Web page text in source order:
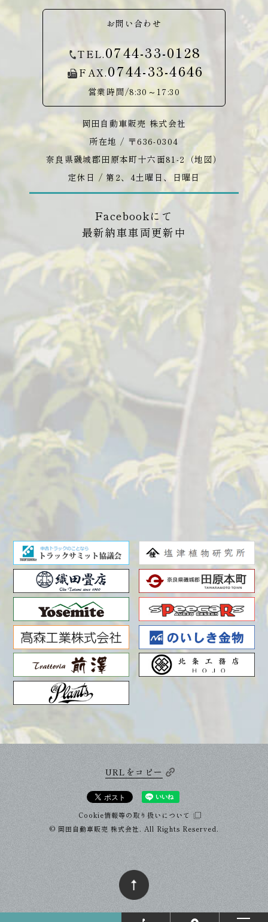
お問い合わせ
TEL.0744-33-0128
FAX.0744-33-4646
営業時間/8:30～17:30
岡田自動車販売 株式会社
所在地 / 〒636-0304
奈良県磯城郡田原本町十六面81-2（地図）
定休日 / 第2、4土曜日、日曜日
Facebookにて
最新納車車両更新中
URLをコピー
Cookie情報等の取り扱いについて
© 岡田自動車販売 株式会社. All Rights Reserved.